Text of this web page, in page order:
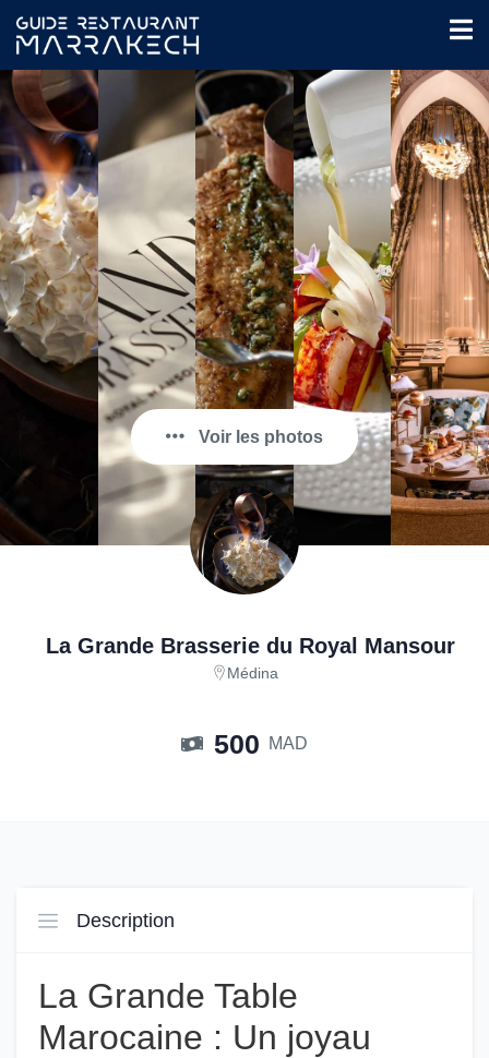
Voir les photos
La Grande Brasserie du Royal Mansour
Médina
500 MAD
Description
La Grande Table
Marocaine : Un joyau